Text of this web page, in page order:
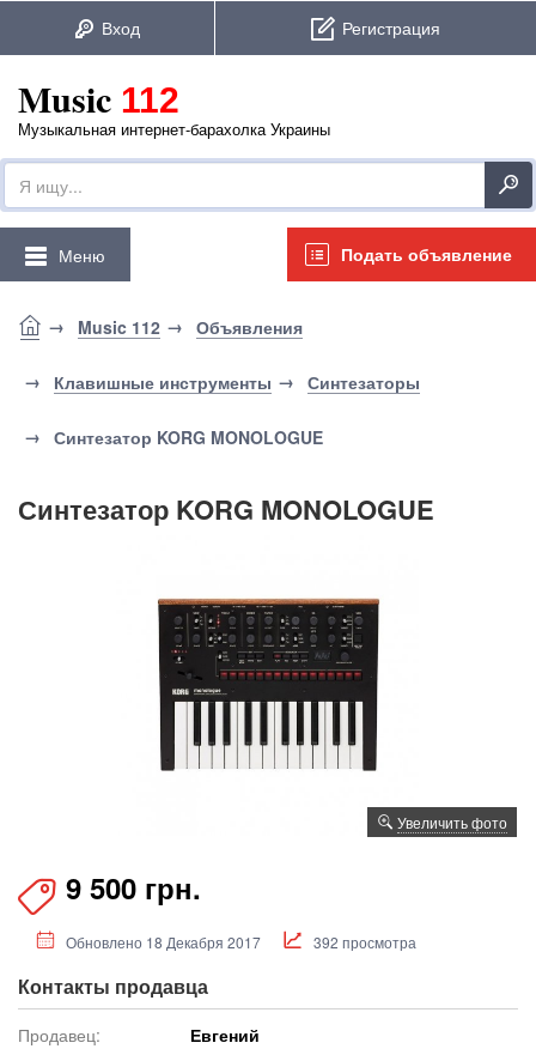
Music 112
Музыкальная интернет-барахолка Украины
Подать объявление
Меню
Music 112 Объявления
Клавишные инструменты Синтезаторы
Синтезатор KORG MONOLOGUE
Синтезатор KORG MONOLOGUE
Увеличить фото
9 500 грн.
Обновлено 18 Декабря 2017 392 просмотра
Контакты продавца
Продавец:
Евгений